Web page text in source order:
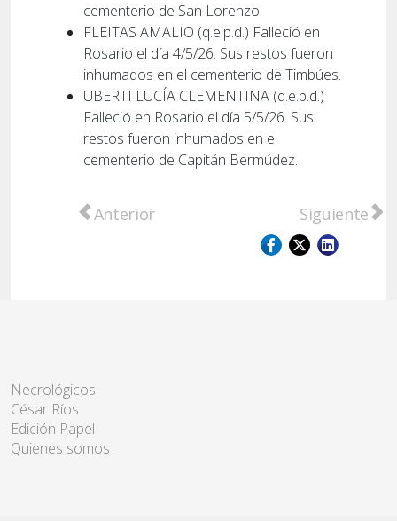
cementerio de San Lorenzo.
FLEITAS AMALIO (q.e.p.d.) Falleció en
Rosario el día 4/5/26. Sus restos fueron
inhumados en el cementerio de Timbúes.
UBERTI LUCÍA CLEMENTINA (q.e.p.d.)
Falleció en Rosario el día 5/5/26. Sus
restos fueron inhumados en el
cementerio de Capitán Bermúdez.
Artículo anterior: CAPYOS
Anterior Artículo
Siguiente
Necrológicos
César Ríos
Edición Papel
Quienes somos